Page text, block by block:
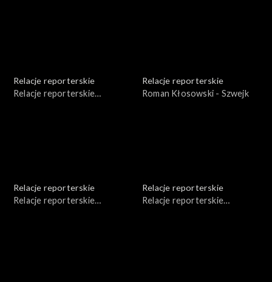
Relacje reporterskie
Relacje reporterskie
Relacje reporterskie
Roman Kłosowski - Szwejk
Relacje reporterskie
Relacje reporterskie
Relacje reporterskie
Relacje reporterskie